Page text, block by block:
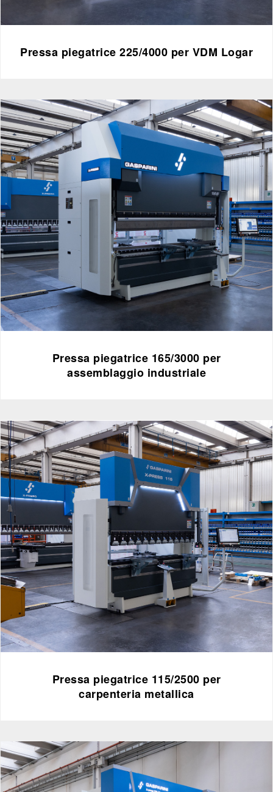
Pressa piegatrice 225/4000 per VDM Logar
Pressa piegatrice 165/3000 per
assemblaggio industriale
Pressa piegatrice 115/2500 per
carpenteria metallica